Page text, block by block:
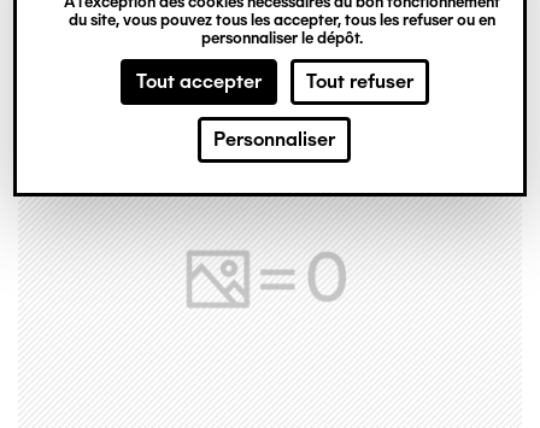
du site, vous pouvez tous les accepter, tous les refuser ou en
personnaliser le dépôt.
Tout accepter Tout refuser
Personnaliser
contenu